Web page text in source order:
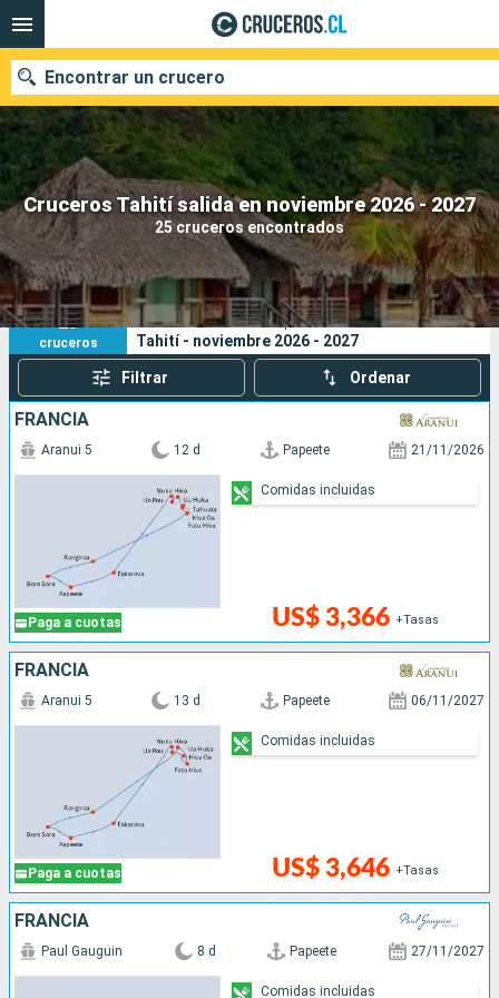
Cruceros Tahití salida en noviembre 2026 - 2027
25 cruceros encontrados
Encontrar un crucero
Nuestros destinos
Fecha de salida
Puertos Compañías
Buscar
25
cruceros
Sus criterios de búsqueda:
Tahití - noviembre 2026 - 2027
Filtrar Ordenar
FRANCIA
Paga a cuotas
Aranui 5 12 d Papeete 21/11/2026
US$ 3,366 +Tasas
Comidas incluidas
FRANCIA
Paga a cuotas
Aranui 5 13 d Papeete 06/11/2027
US$ 3,646 +Tasas
Comidas incluidas
FRANCIA
Paul Gauguin 8 d Papeete 27/11/2027
Comidas incluidas